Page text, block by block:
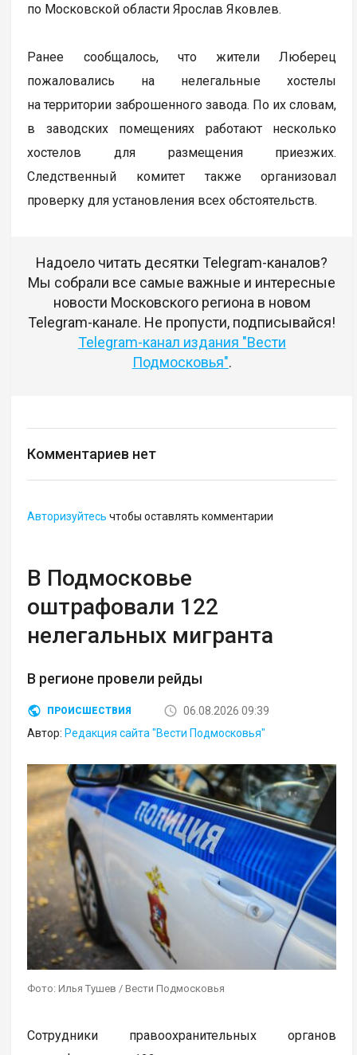
по Московской области Ярослав Яковлев.
Ранее сообщалось, что жители Люберец
пожаловались на нелегальные хостелы
на территории заброшенного завода. По их словам,
в заводских помещениях работают несколько
хостелов для размещения приезжих.
Следственный комитет также организовал
проверку для установления всех обстоятельств.
Надоело читать десятки Telegram-каналов?
Мы собрали все самые важные и интересные
новости Московского региона в новом
Telegram-канале. Не пропусти, подписывайся!
Telegram-канал издания "Вести
Подмосковья".
Комментариев нет
Авторизуйтесь чтобы оставлять комментарии
В Подмосковье
оштрафовали 122
нелегальных мигранта
В регионе провели рейды
ПРОИСШЕСТВИЯ
06.08.2026 09:39
Автор: Редакция сайта "Вести Подмосковья"
Фото: Илья Тушев / Вести Подмосковья
Сотрудники правоохранительных органов